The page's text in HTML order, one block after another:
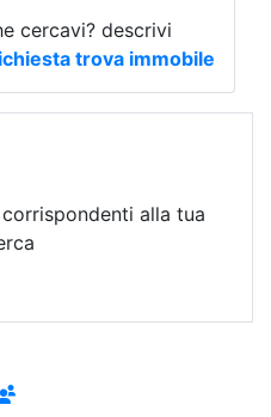
cercavi? descrivi
trova immobile
alla tua